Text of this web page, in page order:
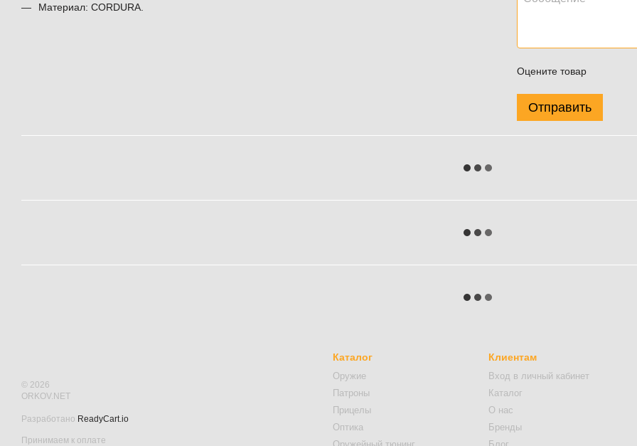
Материал: CORDURA.
Оцените товар
Отправить
© 2026
ORKOV.NET
Разработано ReadyCart.io
Принимаем к оплате
Каталог
Оружие
Патроны
Прицелы
Оптика
Клиентам
Вход в личный кабинет
Каталог
О нас
Бренды